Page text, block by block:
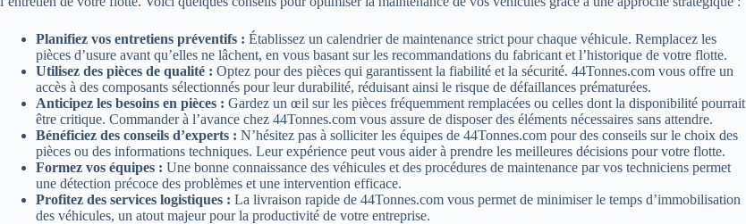
Planifiez vos entretiens préventifs : Établissez un calendrier de maintenance strict pour chaque véhicule. Remplacez les
pièces d’usure avant qu’elles ne lâchent, en vous basant sur les recommandations du fabricant et l’historique de votre flotte.
Utilisez des pièces de qualité : Optez pour des pièces qui garantissent la fiabilité et la sécurité. 44Tonnes.com vous offre un
accès à des composants sélectionnés pour leur durabilité, réduisant ainsi le risque de défaillances prématurées.
Anticipez les besoins en pièces : Gardez un œil sur les pièces fréquemment remplacées ou celles dont la disponibilité pourrait
être critique. Commander à l’avance chez 44Tonnes.com vous assure de disposer des éléments nécessaires sans attendre.
Bénéficiez des conseils d’experts : N’hésitez pas à solliciter les équipes de 44Tonnes.com pour des conseils sur le choix des
pièces ou des informations techniques. Leur expérience peut vous aider à prendre les meilleures décisions pour votre flotte.
Formez vos équipes : Une bonne connaissance des véhicules et des procédures de maintenance par vos techniciens permet
une détection précoce des problèmes et une intervention efficace.
Profitez des services logistiques : La livraison rapide de 44Tonnes.com vous permet de minimiser le temps d’immobilisation
des véhicules, un atout majeur pour la productivité de votre entreprise.